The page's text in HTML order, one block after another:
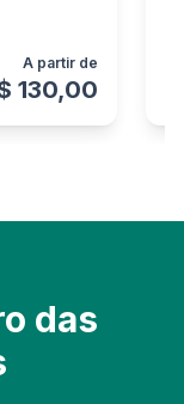
A partir de
130,00
das